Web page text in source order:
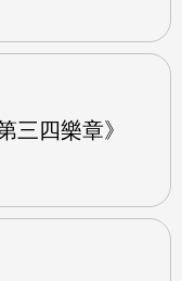
三四樂章》